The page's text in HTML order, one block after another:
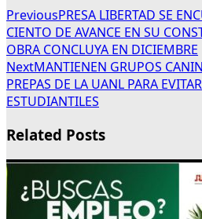
PreviousPRESA LIBERTAD SE
CIENTO DE AVANCE EN SU
OBRA CONCLUYA EN DICIEMBRE
NextMANTIENEN GRUPOS
PREPAS DE LA UANL PARA
ESTUDIANTILES
Related Posts